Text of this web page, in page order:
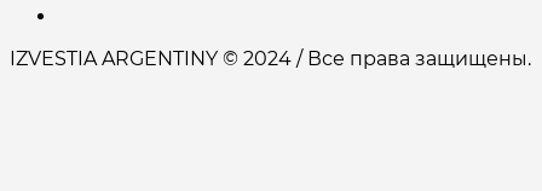
IZVESTIA ARGENTINY © 2024 / Все права защищены.